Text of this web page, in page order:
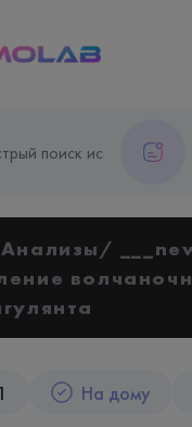
Анализы
На дому